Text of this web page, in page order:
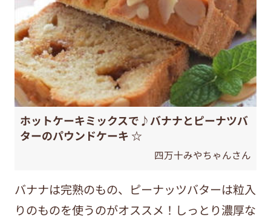
ホットケーキミックスで♪バナナとピーナツバ
ターのパウンドケーキ ☆
四万十みやちゃんさん
バナナは完熟のもの、ピーナッツバターは粒入
りのものを使うのがオススメ！しっとり濃厚な